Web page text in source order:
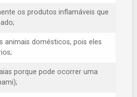
os produtos inflamáveis que
animais domésticos, pois eles
porque pode ocorrer uma